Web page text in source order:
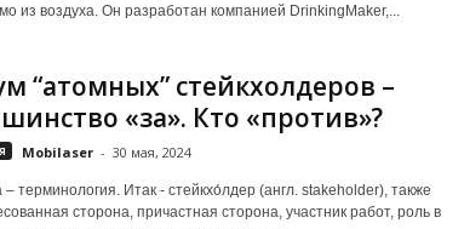
из воздуха. Он разработан компанией DrinkingMaker,...
“атомных” стейкхолдеров –
«за». Кто «против»?
Mobilaser - 30 мая, 2024
терминология. Итак - стейкхо́лдер (англ. stakeholder), также
сторона, причастная сторона, участник работ, роль в